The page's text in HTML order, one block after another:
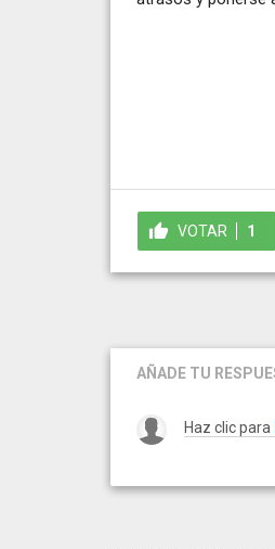
VOTAR 1
AÑADE TU
Haz clic para